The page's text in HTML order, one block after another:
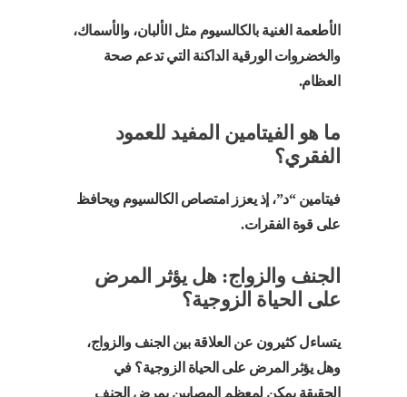
الأطعمة الغنية بالكالسيوم مثل الألبان، والأسماك،
والخضروات الورقية الداكنة التي تدعم صحة
العظام.
ما هو الفيتامين المفيد للعمود
الفقري؟
فيتامين “د”، إذ يعزز امتصاص الكالسيوم ويحافظ
على قوة الفقرات.
الجنف والزواج: هل يؤثر المرض
على الحياة الزوجية؟
يتساءل كثيرون عن العلاقة بين الجنف والزواج،
وهل يؤثر المرض على الحياة الزوجية؟ في
الحقيقة يمكن لمعظم المصابين بمرض الجنف